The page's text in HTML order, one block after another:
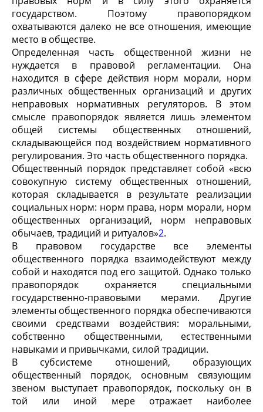
государством. Поэтому правопорядком
охватываются далеко не все отношения, имеющие
место в обществе.
Определенная часть общественной жизни не
нуждается в правовой регламентации. Она
находится в сфере действия норм морали, норм
различных общественных организаций и других
неправовых нормативных регуляторов. В этом
смысле правопорядок является лишь элементом
общей системы общественных отношений,
складывающейся под воздействием нормативного
регулирования. Это часть общественного порядка.
Общественный порядок представляет собой «всю
совокупную систему общественных отношений,
которая складывается в результате реализации
социальных норм: норм права, норм морали, норм
общественных организаций, норм неправовых
обычаев, традиций и ритуалов»2.
В правовом государстве все элементы
общественного порядка взаимодействуют между
собой и находятся под его защитой. Однако только
правопорядок охраняется специальными
государственно-правовыми мерами. Другие
элементы общественного порядка обеспечиваются
своими средствами воздействия: моральными,
собственно обще­ственными, естественными
навыками и привычками, силой традиции.
В субсистеме отношений, образующих
общественный порядок, основным связующим
звеном выступает правопорядок, поскольку он в
той или иной мере отражает наиболее